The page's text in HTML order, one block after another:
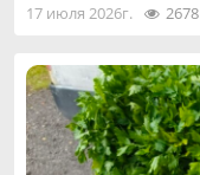
17 июля 2026г. 2678